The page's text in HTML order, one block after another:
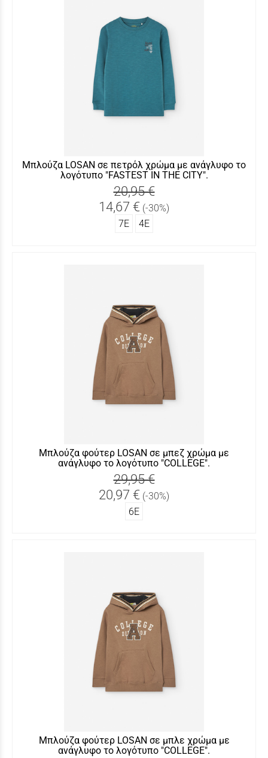
Μπλούζα LOSAN σε πετρόλ χρώμα με ανάγλυφο το
λογότυπο "FASTEST IN THE CITY".
20,95 €
14,67 € (-30%)
7Ε
4Ε
Μπλούζα φούτερ LOSAN σε μπεζ χρώμα με
ανάγλυφο το λογότυπο "COLLEGE".
29,95 €
20,97 € (-30%)
6Ε
Μπλούζα φούτερ LOSAN σε μπλε χρώμα με
ανάγλυφο το λογότυπο "COLLEGE".